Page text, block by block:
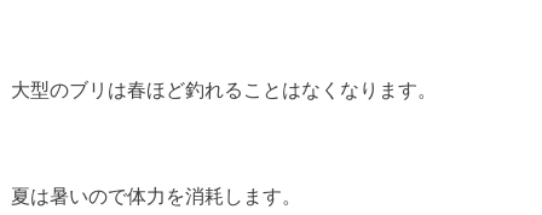
大型のブリは春ほど釣れることはなくなります。
夏は暑いので体力を消耗します。